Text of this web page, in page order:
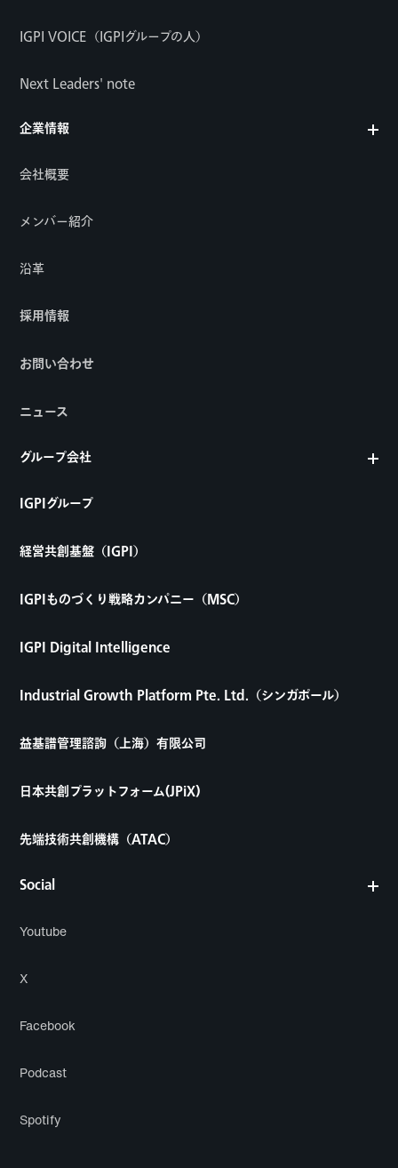
Social
Youtube
X
Facebook
Podcast
Spotify
IGPI VOICE（IGPIグループの人）
Next Leaders' note
企業情報
会社概要
メンバー紹介
沿革
採用情報
お問い合わせ
ニュース
グループ会社
IGPIグループ
経営共創基盤（IGPI）
IGPIものづくり戦略カンパニー（MSC）
IGPI Digital Intelligence
Industrial Growth Platform Pte. Ltd.（シンガポール）
益基譜管理諮詢（上海）有限公司
日本共創プラットフォーム(JPiX)
先端技術共創機構（ATAC）